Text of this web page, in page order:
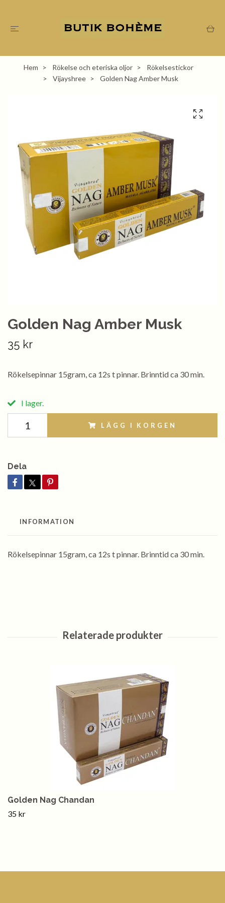
Hem Rökelse och eteriska oljor
Rökelsestickor
Vijayshree
Golden Nag Amber Musk
Golden Nag Amber Musk
35 kr
Rökelsepinnar 15gram, ca 12s t pinnar. Brinntid ca 30 min.
I lager.
LÄGG I KORGEN
Dela
INFORMATION
Rökelsepinnar 15gram, ca 12s t pinnar. Brinntid ca 30 min.
Golden Nag Chandan
35 kr